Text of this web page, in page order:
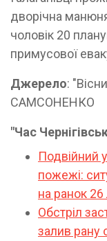
дворічна
чоловік 20
примусової
Джерело:
САМСОНЕНКО
"Час
Подвійний
пожежі:
на ранок
Обстріл
залив рану